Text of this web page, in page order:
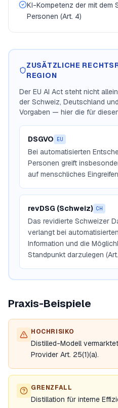
KI-Kompetenz der mit dem
Personen (Art. 4)
ZUSÄTZLICHE
REGION
Der EU AI Act steht nicht
der Schweiz, Deutschland
Vorgaben — hier die für
DSGVO EU
Bei automatisierten
Personen greift
auf menschliches
revDSG (Schweiz) CH
Das revidierte Schweizer
verlangt bei
Information und die
Standpunkt darzulegen
Praxis-Beispiele
HOCHRISIKO
Distilled-Modell
Provider Art. 25(1)(a).
GRENZFALL
Distillation für interne